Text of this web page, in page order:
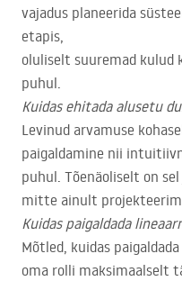
vajadus planeerida
etapis,
oluliselt suuremad kulud
puhul.
Kuidas ehitada alusetu
Levinud arvamuse
paigaldamine nii
puhul. Tõenäoliselt on
mitte ainult
Kuidas paigaldada
Mõtled, kuidas
oma rolli maksimaalselt